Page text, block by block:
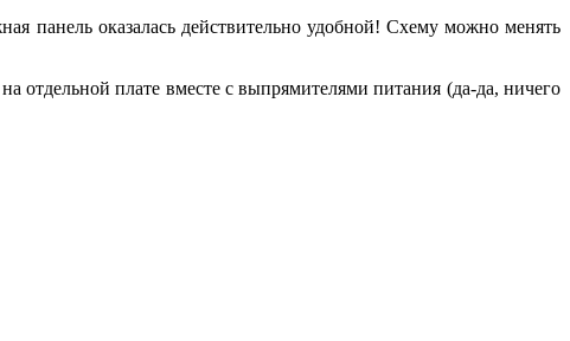
панель оказалась действительно удобной! Схему можно менять
плате вместе с выпрямителями питания (да-да, ничего